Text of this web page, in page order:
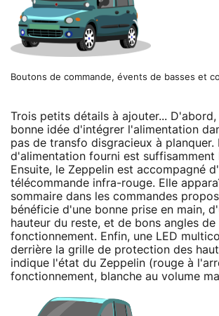
Boutons de commande, évents de basses et
Trois petits détails à ajouter... D'abord,
bonne idée d'intégrer l'alimentation
pas de transfo disgracieux à planquer.
d'alimentation fourni est suffisamment
Ensuite, le Zeppelin est accompagné
télécommande infra-rouge. Elle
sommaire dans les commandes
bénéficie d'une bonne prise en main,
hauteur du reste, et de bons angles de
fonctionnement. Enfin, une LED
derrière la grille de protection des
indique l'état du Zeppelin (rouge à
fonctionnement, blanche au volume